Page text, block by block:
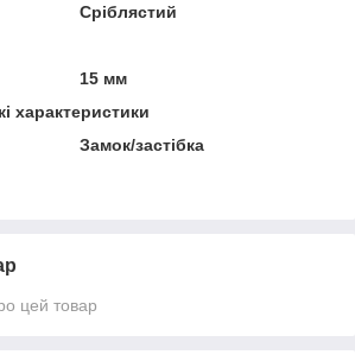
Сріблястий
15 мм
характеристики
Замок/застібка
цей товар